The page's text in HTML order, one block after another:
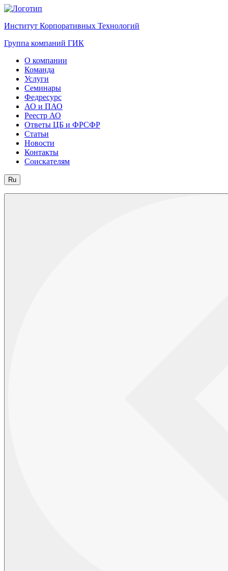
Институт Корпоративных Технологий
Группа компаний ГИК
О компании
Команда
Услуги
Семинары
Федресурс
АО и ПАО
Реестр АО
Ответы ЦБ и ФРСФР
Статьи
Новости
Контакты
Соискателям
Ru